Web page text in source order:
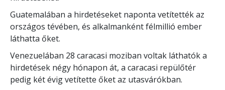
Guatemalában a hirdetéseket naponta vetítették az
országos tévében, és alkalmanként félmillió ember
láthatta őket.
Venezuelában 28 caracasi moziban voltak láthatók a
hirdetések négy hónapon át, a caracasi repülőtér
pedig két évig vetítette őket az utasvárókban.